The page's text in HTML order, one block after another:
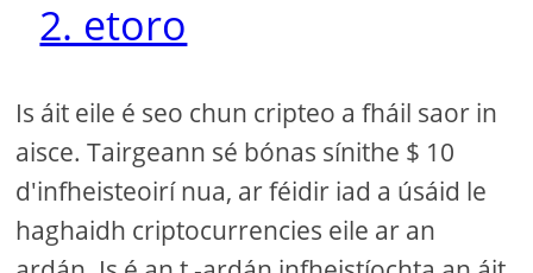
2. etoro
Is áit eile é seo chun cripteo a fháil saor in
aisce. Tairgeann sé bónas sínithe $ 10
d'infheisteoirí nua, ar féidir iad a úsáid le
haghaidh criptocurrencies eile ar an